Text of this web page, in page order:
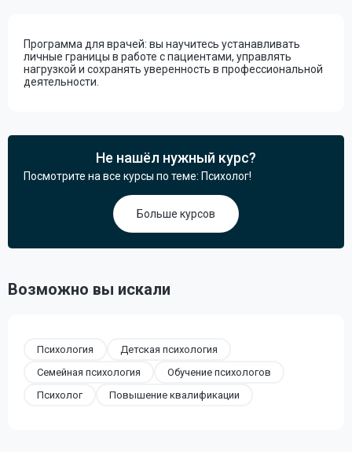
Программа для врачей: вы научитесь устанавливать
личные границы в работе с пациентами, управлять
нагрузкой и сохранять уверенность в профессиональной
деятельности.
Не нашёл нужный курс?
Посмотрите на все курсы по теме: Психолог!
Больше курсов
Возможно вы искали
Психология
Детская психология
Семейная психология
Обучение психологов
Психолог
Повышение квалификации